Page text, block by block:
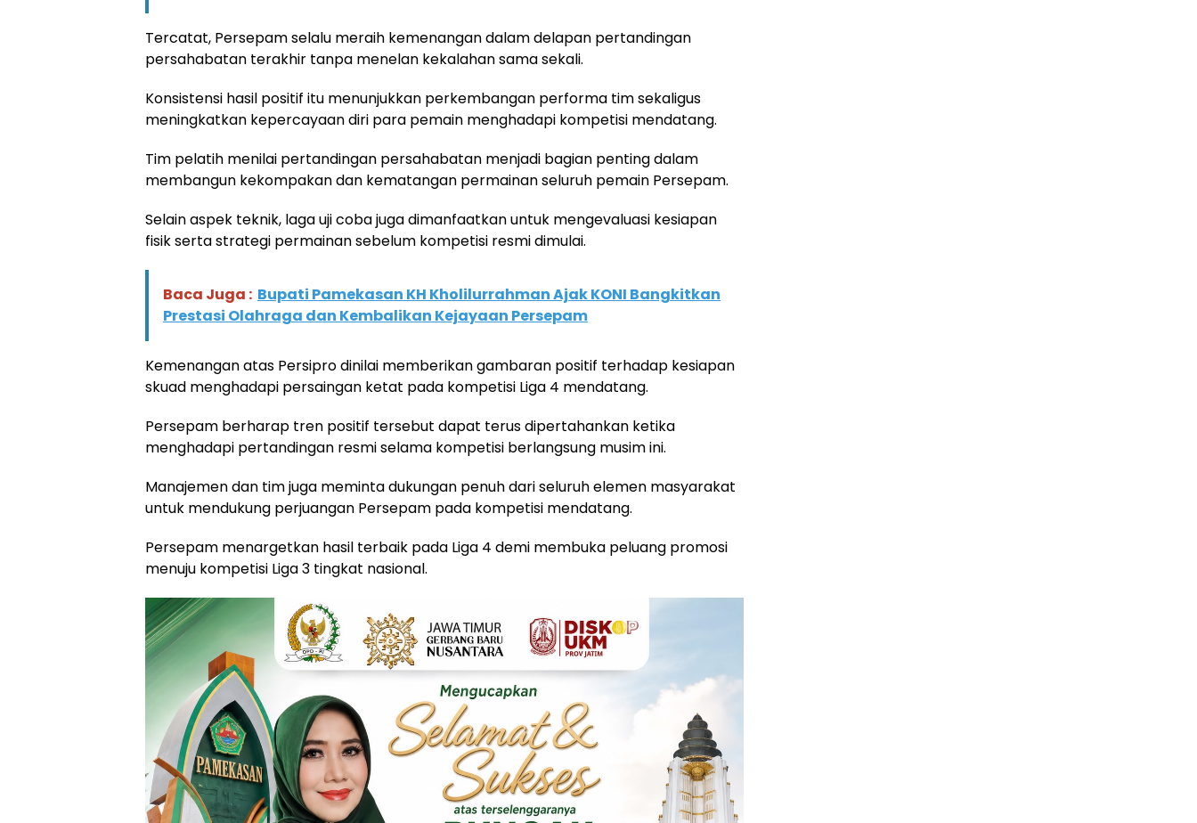
Tercatat, Persepam selalu meraih kemenangan dalam delapan pertandingan
persahabatan terakhir tanpa menelan kekalahan sama sekali.
Konsistensi hasil positif itu menunjukkan perkembangan performa tim sekaligus
meningkatkan kepercayaan diri para pemain menghadapi kompetisi mendatang.
Tim pelatih menilai pertandingan persahabatan menjadi bagian penting dalam
membangun kekompakan dan kematangan permainan seluruh pemain Persepam.
Selain aspek teknik, laga uji coba juga dimanfaatkan untuk mengevaluasi kesiapan
fisik serta strategi permainan sebelum kompetisi resmi dimulai.
Baca Juga : Bupati Pamekasan KH Kholilurrahman Ajak KONI Bangkitkan
Prestasi Olahraga dan Kembalikan Kejayaan Persepam
Kemenangan atas Persipro dinilai memberikan gambaran positif terhadap kesiapan
skuad menghadapi persaingan ketat pada kompetisi Liga 4 mendatang.
Persepam berharap tren positif tersebut dapat terus dipertahankan ketika
menghadapi pertandingan resmi selama kompetisi berlangsung musim ini.
Manajemen dan tim juga meminta dukungan penuh dari seluruh elemen masyarakat
untuk mendukung perjuangan Persepam pada kompetisi mendatang.
Persepam menargetkan hasil terbaik pada Liga 4 demi membuka peluang promosi
menuju kompetisi Liga 3 tingkat nasional.